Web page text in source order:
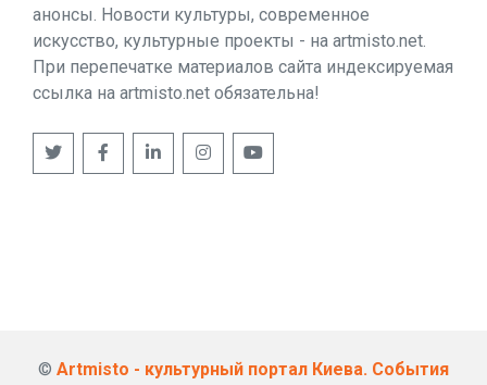
анонсы. Новости культуры, современное
искусство, культурные проекты - на artmisto.net.
При перепечатке материалов сайта индексируемая
ссылка на artmisto.net обязательна!
© Artmisto - культурный портал Киева. События